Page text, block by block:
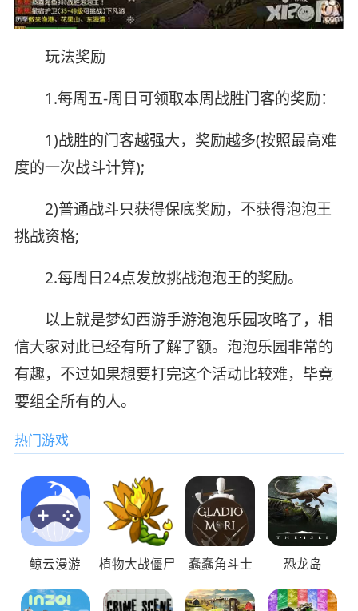
玩法奖励
1.每周五-周日可领取本周战胜门客的奖励：
1)战胜的门客越强大，奖励越多(按照最高难
度的一次战斗计算);
2)普通战斗只获得保底奖励，不获得泡泡王
挑战资格;
2.每周日24点发放挑战泡泡王的奖励。
以上就是梦幻西游手游泡泡乐园攻略了，相
信大家对此已经有所了解了额。泡泡乐园非常的
有趣，不过如果想要打完这个活动比较难，毕竟
要组全所有的人。
热门游戏
鲸云漫游 植物大战僵尸 蠢蠢角斗士 恐龙岛